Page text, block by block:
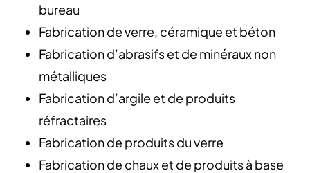
bureau
Fabrication de verre, céramique et béton
Fabrication d’abrasifs et de minéraux non
métalliques
Fabrication d’argile et de produits
réfractaires
Fabrication de produits du verre
Fabrication de chaux et de produits à base